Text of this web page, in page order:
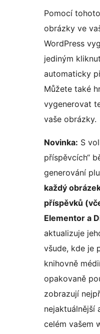
Pomocí
obrázky ve
WordPress
jediným
automaticky
Můžete také
vygenerovat
vaše obrázky.
Novinka: S
příspěvcích“
generování
každý
příspěvků
Elementor a
aktualizuje
všude, kde je
knihovně
opakovaně
zobrazují
nejaktuálnější
celém vašem